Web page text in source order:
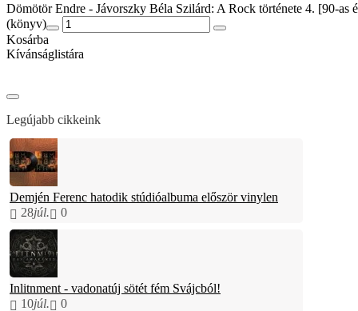
Dömötör Endre - Jávorszky Béla Szilárd: A Rock története 4. [90-as
(könyv)
Kosárba
Kívánságlistára
Legújabb cikkeink
Demjén Ferenc hatodik stúdióalbuma először vinylen
28júl. 0
Inlitnment - vadonatúj sötét fém Svájcból!
10júl. 0